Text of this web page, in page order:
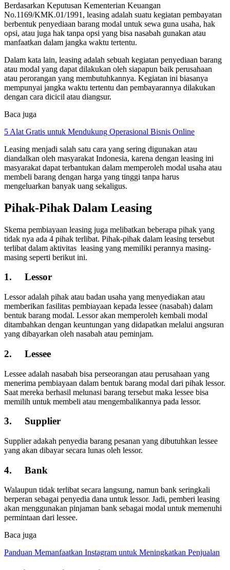
Berdasarkan Keputusan Kementerian Keuangan
No.1169/KMK.01/1991, leasing adalah suatu kegiatan pembayatan
berbentuk penyediaan barang modal untuk sewa guna usaha, hak
opsi, atau juga hak tanpa opsi yang bisa nasabah gunakan atau
manfaatkan dalam jangka waktu tertentu.
Dalam kata lain, leasing adalah sebuah kegiatan penyediaan barang
atau modal yang dapat dilakukan oleh siapapun baik perusahaan
atau perorangan yang membutuhkannya. Kegiatan ini biasanya
mempunyai jangka waktu tertentu dan pembayarannya dilakukan
dengan cara dicicil atau diangsur.
Baca juga
5 Alat Gratis untuk Mendukung Operasional Bisnis Online
Leasing menjadi salah satu cara yang sering digunakan atau
diandalkan oleh masyarakat Indonesia, karena dengan leasing ini
masyarakat dapat terbantukan dalam memperoleh modal usaha atau
membeli barang dengan harga yang tinggi tanpa harus
mengeluarkan banyak uang sekaligus.
Pihak-Pihak Dalam Leasing
Skema pembiayaan leasing juga melibatkan beberapa pihak yang
tidak nya ada 4 pihak terlibat. Pihak-pihak dalam leasing tersebut
terlibat dalam aktivitas leasing yang memiliki perannya masing-
masing seperti berikut ini.
1. Lessor
Lessor adalah pihak atau badan usaha yang menyediakan atau
memberikan fasilitas pembiayaan kepada lessee (nasabah) dalam
bentuk barang modal. Lessor akan memperoleh kembali modal
ditambahkan dengan keuntungan yang didapatkan melalui angsuran
yang dibayarkan oleh nasabah atau peminjam.
2. Lessee
Lessee adalah nasabah bisa perseorangan atau perusahaan yang
menerima pembiayaan dalam bentuk barang modal dari pihak lessor.
Saat mereka berhasil melunasi barang tersebut maka lessee bisa
memilih untuk membeli atau mengembalikannya pada lessor.
3. Supplier
Supplier adakah penyedia barang pesanan yang dibutuhkan lessee
yang akan dibayar secara lunas oleh lessor.
4. Bank
Walaupun tidak terlibat secara langsung, namun bank seringkali
berperan sebagai penyedia dana untuk lessor. Jadi, pemberi leasing
akan menggunakan pinjaman bank sebagai modal untuk memenuhi
permintaan dari lessee.
Baca juga
Panduan Memanfaatkan Instagram untuk Meningkatkan Penjualan